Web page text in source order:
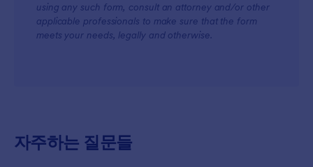
using any such form, consult an attorney and/or other
applicable professionals to make sure that the form
meets your needs, legally and otherwise.
자주하는 질문들